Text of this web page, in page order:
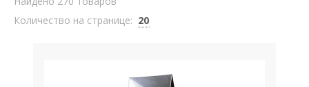
Количество на странице: 20